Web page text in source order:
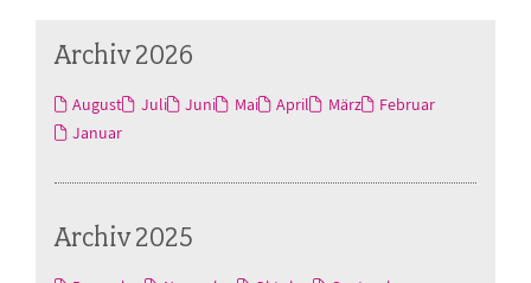
Archiv 2026
August Juli Juni Mai April März
Februar
Januar
Archiv 2025